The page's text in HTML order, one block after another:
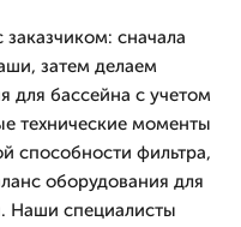
сначала
затем делаем
для бассейна с учетом
технические моменты
способности фильтра,
оборудования для
Наши специалисты